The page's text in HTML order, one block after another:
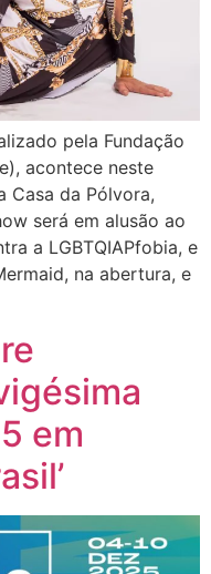
pela Fundação
acontece neste
Casa da Pólvora,
será em alusão ao
a LGBTQIAPfobia, e
na abertura, e
em